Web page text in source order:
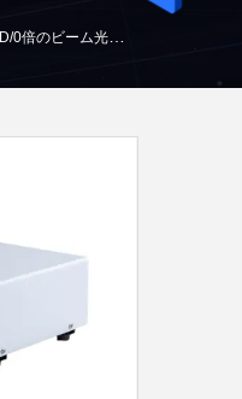
D/0倍のビーム光学系Benchtopの分光光度計CLEDs